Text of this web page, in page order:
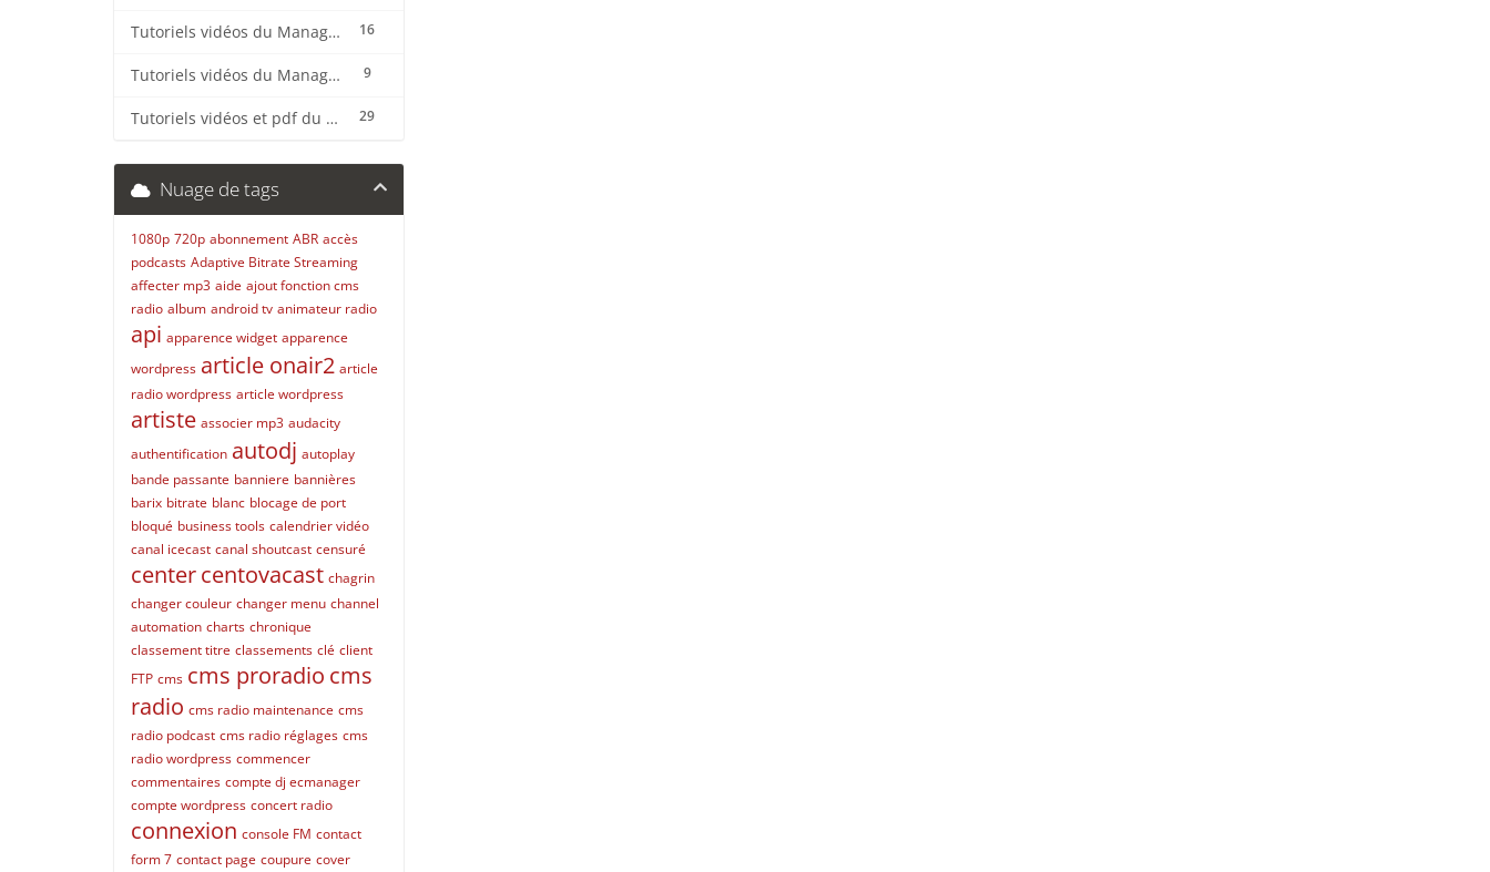
16
Tutoriels vidéos du Manager Radio CentovaCast
9
Tutoriels vidéos du Manager Radio STREAMING CENTER
29
Tutoriels vidéos et pdf du CMS Radio Wordpress + OnAir2/Pro.Radio
Nuage de tags
1080p 720p abonnement ABR accès
podcasts Adaptive Bitrate Streaming
affecter mp3 aide ajout fonction cms
radio album android tv animateur radio
api apparence widget apparence
wordpress article onair2 article
radio wordpress article wordpress
artiste associer mp3 audacity
authentification autodj autoplay
bande passante banniere bannières
barix bitrate blanc blocage de port
bloqué business tools calendrier vidéo
canal icecast canal shoutcast censuré
centercentovacast chagrin
changer couleur changer menu channel
automation charts chronique
classement titre classements clé client
FTP cms cms proradio cms
radio cms radio maintenance cms
radio podcast cms radio réglages cms
radio wordpress commencer
commentaires compte dj ecmanager
compte wordpress concert radio
connexion console FM contact
form 7 contact page coupure cover